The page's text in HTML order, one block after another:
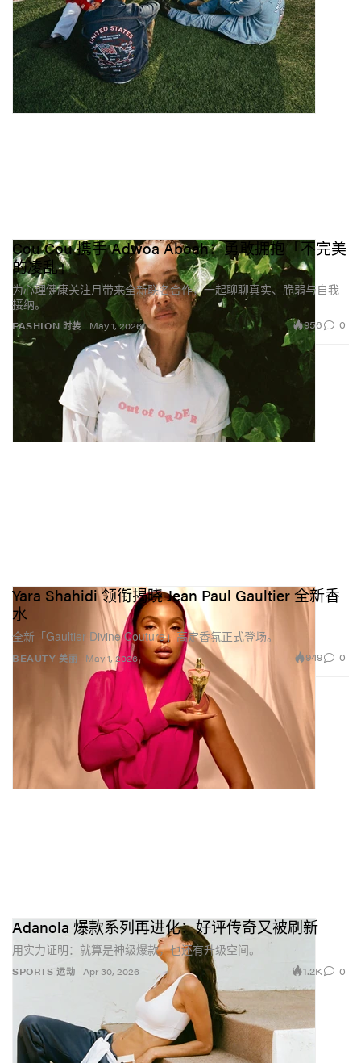
FASHION 时装
Cou Cou 携手 Adwoa Aboah：勇敢拥抱「不完美
的凌乱」
为心理健康关注月带来全新联名合作，一起聊聊真实、脆弱与自我
接纳。
May 1, 2026 956 0
BEAUTY 美丽
Yara Shahidi 领衔揭晓 Jean Paul Gaultier 全新香
水
全新「Gaultier Divine Couture」高定香氛正式登场。
May 1, 2026 949 0
SPORTS 运动
Adanola 爆款系列再进化：好评传奇又被刷新
用实力证明：就算是神级爆款，也还有升级空间。
Apr 30, 2026 1.2K 0